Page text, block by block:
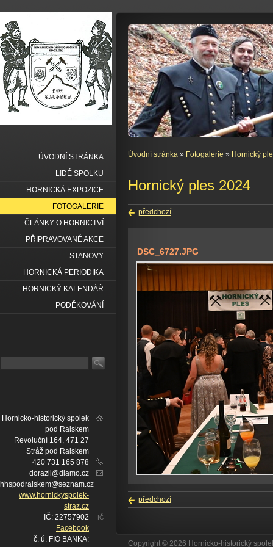
Úvodní stránka » Fotogalerie » Hornický
Hornický ples 2024
předchozí
DSC_6727.JPG
předchozí
ÚVODNÍ STRÁNKA
LIDÉ SPOLKU
HORNICKÁ EXPOZICE
FOTOGALERIE
ČLÁNKY O HORNICTVÍ
PŘIPRAVOVANÉ AKCE
STANOVY
HORNICKÁ PERIODIKA
HORNICKÝ KALENDÁŘ
PODĚKOVÁNÍ
Hornicko-historický spolek
pod Ralskem
Revoluční 164, 471 27
Stráž pod Ralskem
+420 731 165 878
dorazil@diamo.cz
hhspodralskem@seznam.cz
www.hornickyspolek-
straz.cz
IČ
IČ: 22757902
Facebook
č. ú. FIO BANKA:
Copyright © 2026 Hornicko-historický